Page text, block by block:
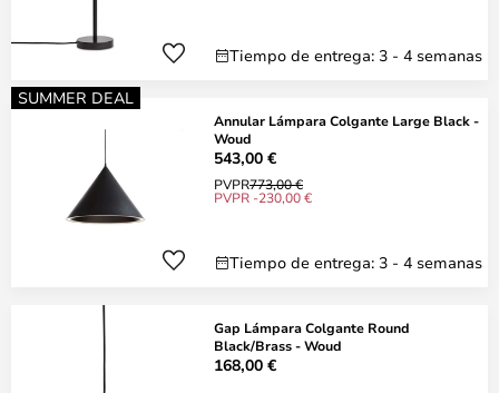
Tiempo de entrega: 3 - 4 semanas
SUMMER DEAL
Annular Lámpara Colgante Large Black -
Woud
543,00 €
PVPR773,00 €
PVPR -230,00 €
Tiempo de entrega: 3 - 4 semanas
Gap Lámpara Colgante Round
Black/Brass - Woud
168,00 €